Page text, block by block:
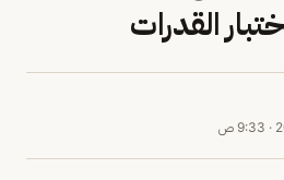
القدرات
· 9:33 ص